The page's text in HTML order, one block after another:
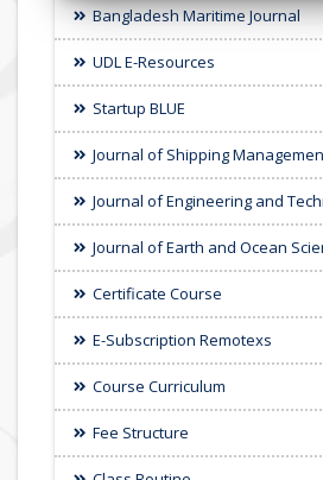
Bangladesh Maritime Journal
UDL E-Resources
Startup BLUE
Journal of Shipping
Journal of Engineering and
Journal of Earth and Ocean
Certificate Course
E-Subscription Remotexs
Course Curriculum
Fee Structure